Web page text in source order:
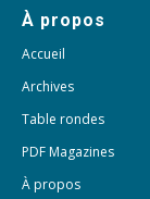
À propos
Accueil
Archives
Table rondes
PDF Magazines
À propos